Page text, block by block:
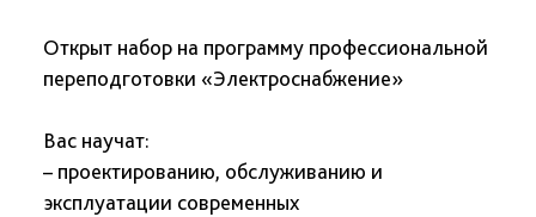
Открыт набор на программу профессиональной
переподготовки «Электроснабжение»
Вас научат:
– проектированию, обслуживанию и
эксплуатации современных